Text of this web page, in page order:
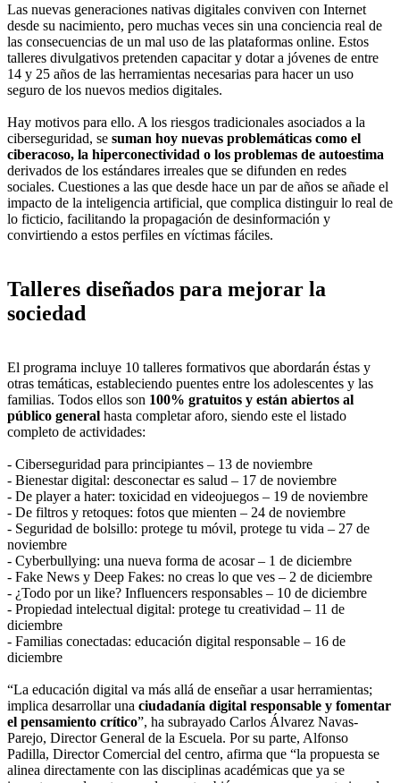
Las nuevas generaciones nativas digitales conviven con Internet
desde su nacimiento, pero muchas veces sin una conciencia real de
las consecuencias de un mal uso de las plataformas online. Estos
talleres divulgativos pretenden capacitar y dotar a jóvenes de entre
14 y 25 años de las herramientas necesarias para hacer un uso
seguro de los nuevos medios digitales.
Hay motivos para ello. A los riesgos tradicionales asociados a la
ciberseguridad, se suman hoy nuevas problemáticas como el
ciberacoso, la hiperconectividad o los problemas de autoestima
derivados de los estándares irreales que se difunden en redes
sociales. Cuestiones a las que desde hace un par de años se añade el
impacto de la inteligencia artificial, que complica distinguir lo real de
lo ficticio, facilitando la propagación de desinformación y
convirtiendo a estos perfiles en víctimas fáciles.
Talleres diseñados para mejorar la
sociedad
El programa incluye 10 talleres formativos que abordarán éstas y
otras temáticas, estableciendo puentes entre los adolescentes y las
familias. Todos ellos son 100% gratuitos y están abiertos al
público general hasta completar aforo, siendo este el listado
completo de actividades:
- Ciberseguridad para principiantes – 13 de noviembre
- Bienestar digital: desconectar es salud – 17 de noviembre
- De player a hater: toxicidad en videojuegos – 19 de noviembre
- De filtros y retoques: fotos que mienten – 24 de noviembre
- Seguridad de bolsillo: protege tu móvil, protege tu vida – 27 de
noviembre
- Cyberbullying: una nueva forma de acosar – 1 de diciembre
- Fake News y Deep Fakes: no creas lo que ves – 2 de diciembre
- ¿Todo por un like? Influencers responsables – 10 de diciembre
- Propiedad intelectual digital: protege tu creatividad – 11 de
diciembre
- Familias conectadas: educación digital responsable – 16 de
diciembre
“La educación digital va más allá de enseñar a usar herramientas;
implica desarrollar una ciudadanía digital responsable y fomentar
el pensamiento crítico”, ha subrayado Carlos Álvarez Navas-
Parejo, Director General de la Escuela. Por su parte, Alfonso
Padilla, Director Comercial del centro, afirma que “la propuesta se
alinea directamente con las disciplinas académicas que ya se